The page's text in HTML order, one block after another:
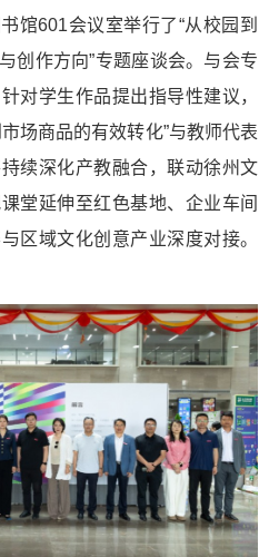
馆601会议室举行了“从校园到
作方向”专题座谈会。与会专
对学生作品提出指导性建议，
场商品的有效转化”与教师代表
续深化产教融合，联动徐州文
堂延伸至红色基地、企业车间
区域文化创意产业深度对接。